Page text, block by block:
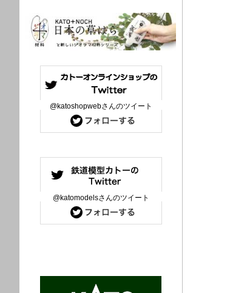
@katoshopwebさんのツイート
@katomodelsさんのツイート